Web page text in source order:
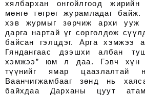
хялбархан онгойлгоод
мөнгө төгрөг журамладаг байж.
хэв журмыг зөрчиж архи ууж
дарга нартай үг сөргөлдөж
байсан гэлцдэг. Арга хэмжээ
Гяндангаас дээшхи албан
хэмжээ” юм л даа. Гэвч хүн
түүнийг ямар
Ваанчигжамбааг зөнд нь
байхдаа Дарханы цуут